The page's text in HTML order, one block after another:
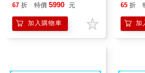
67 折 特價 5990 元
加入購物車
65 折
加